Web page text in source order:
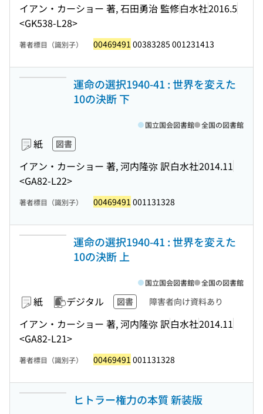
イアン・カーショー 著, 石田勇治 監修白水社2016.5
<GK538-L28>
著者標目（識別子） 00469491 00383285 001231413
運命の選択1940-41 : 世界を変えた
10の決断 下
紙 図書
イアン・カーショー 著, 河内隆弥 訳白水社2014.11
<GA82-L22>
国立国会図書館 全国の図書館
著者標目（識別子） 00469491 001131328
運命の選択1940-41 : 世界を変えた
10の決断 上
紙 デジタル 図書 障害者向け資料あり
イアン・カーショー 著, 河内隆弥 訳白水社2014.11
<GA82-L21>
国立国会図書館 全国の図書館
著者標目（識別子） 00469491 001131328
ヒトラー権力の本質 新装版